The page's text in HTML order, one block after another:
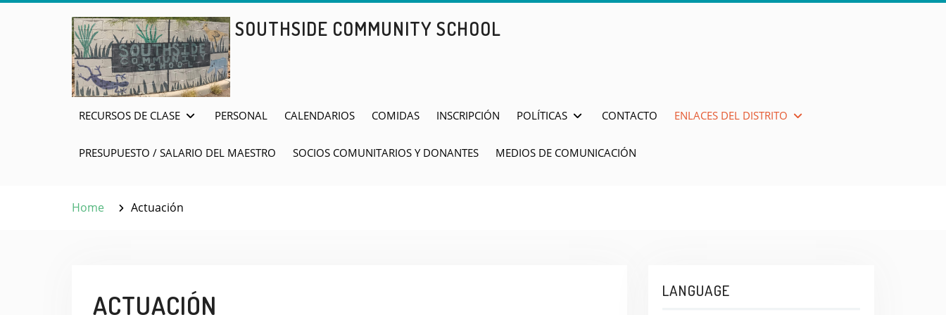
SOUTHSIDE COMMUNITY SCHOOL
RECURSOS DE CLASE PERSONAL CALENDARIOS COMIDAS INSCRIPCIÓN POLÍTICAS CONTACTO ENLACES DEL DISTRITO
PRESUPUESTO / SALARIO DEL MAESTRO SOCIOS COMUNITARIOS Y DONANTES MEDIOS DE COMUNICACIÓN
Home Actuación
ACTUACIÓN LANGUAGE